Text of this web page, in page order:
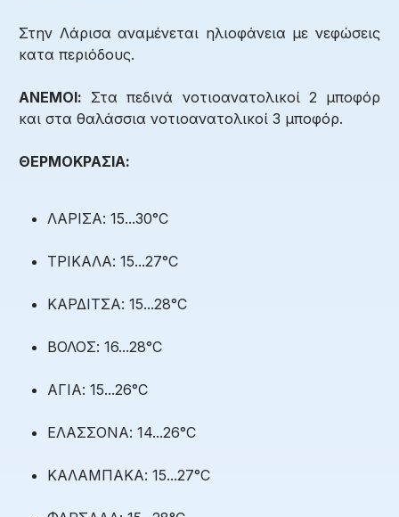
Στην Λάρισα αναμένεται ηλιοφάνεια με νεφώσεις
κατα περιόδους.
ΑΝΕΜΟΙ: Στα πεδινά νοτιοανατολικοί 2 μποφόρ
και στα θαλάσσια νοτιοανατολικοί 3 μποφόρ.
ΘΕΡΜΟΚΡΑΣΙΑ:
ΛΑΡΙΣΑ: 15...30°C
ΤΡΙΚΑΛΑ: 15...27°C
ΚΑΡΔΙΤΣΑ: 15...28°C
ΒΟΛΟΣ: 16...28°C
ΑΓΙΑ: 15...26°C
ΕΛΑΣΣΟΝΑ: 14...26°C
ΚΑΛΑΜΠΑΚΑ: 15...27°C